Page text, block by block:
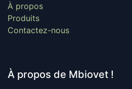
À propos
Produits
Contactez-nous
À propos de Mbiovet !